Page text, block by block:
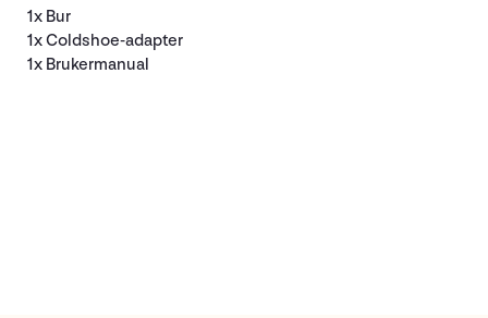
1x Bur
1x Coldshoe-adapter
1x Brukermanual